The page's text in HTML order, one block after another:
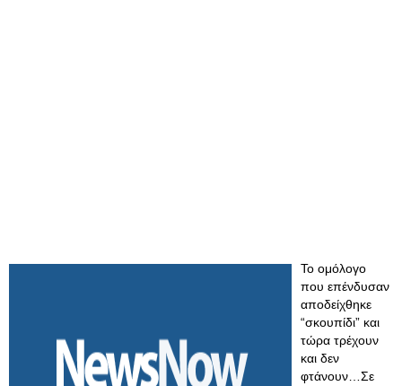
Το ομόλογο
που επένδυσαν
αποδείχθηκε
“σκουπίδι” και
τώρα τρέχουν
και δεν
φτάνουν…Σε